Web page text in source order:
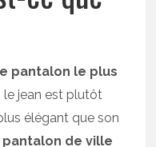
pantalon le plus
le jean est plutôt
élégant que son
pantalon de ville